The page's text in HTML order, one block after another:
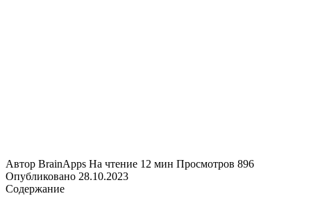
Автор BrainApps На чтение 12 мин Просмотров 896
Опубликовано 28.10.2023
Содержание